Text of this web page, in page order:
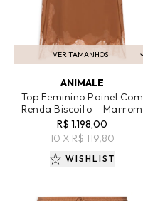
VER TAMANHOS
ADICIONAR AO CARRINHO
ANIMALE
Top Feminino Painel Com
Renda Biscoito – Marrom
R$ 1.198,00
10 X R$ 119,80
WISHLIST